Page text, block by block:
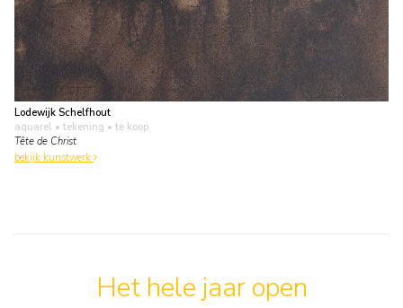
Lodewijk Schelfhout
aquarel • tekening • te koop
Tête de Christ
bekijk kunstwerk
Het hele jaar open